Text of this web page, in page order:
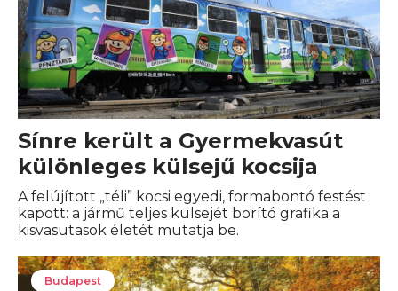
Sínre került a Gyermekvasút
különleges külsejű kocsija
A felújított „téli” kocsi egyedi, formabontó festést
kapott: a jármű teljes külsejét borító grafika a
kisvasutasok életét mutatja be.
Budapest